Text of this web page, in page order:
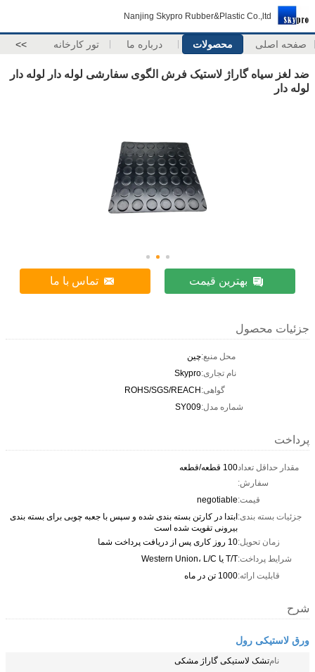
Nanjing Skypro Rubber&Plastic Co.,ltd
صفحه اصلی محصولات درباره ما تور کارخانه >>
ضد لغز سیاه گاراژ لاستیک فرش الگوی سفارشی لوله دار لوله دار
لوله دار
بهترین قیمت تماس با ما
جزئیات محصول
محل منبع:چین
نام تجاری:Skypro
گواهی:ROHS/SGS/REACH
شماره مدل:SY009
پرداخت
مقدار حداقل تعداد
سفارش:
100 قطعه/قطعه
قیمت:negotiable
جزئیات بسته بندی:ابتدا در کارتن بسته بندی شده و سپس با جعبه چوبی برای بسته بندی
بیرونی تقویت شده است
زمان تحویل:10 روز کاری پس از دریافت پرداخت شما
شرایط پرداخت:T/T یا Western Union، L/C
قابلیت ارائه:1000 تن در ماه
شرح
ورق لاستیکی رول
نامتشک لاستیکی گاراژ مشکی